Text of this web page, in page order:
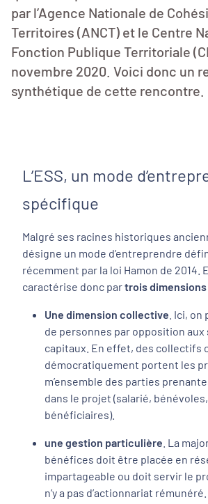
par l’Agence Nationale de
Territoires (ANCT) et le Centre
Fonction Publique Territoriale
novembre 2020. Voici donc un
synthétique de cette rencontre.
L’ESS, un mode
spécifique
Malgré ses racines historiques
désigne un mode d’entreprendre
récemment par la loi Hamon de 2014.
caractérise donc partroisdimensions
Une dimension collective . Ici,
de personnes par opposition aux
capitaux. En effet, des collectifs
démocratiquement portent les
m’ensemble des parties
dans le projet (salarié,
bénéficiaires).
une gestion particulière . La
bénéfices doit être placée en
impartageable ou doit servir le
n’y a pas d’actionnariat rémunéré.